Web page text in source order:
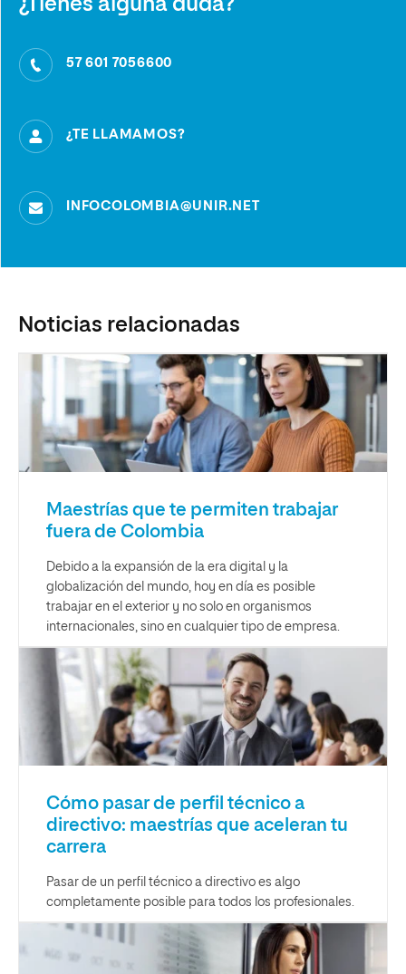
¿Tienes alguna duda?
57 601 7056600
¿TE LLAMAMOS?
INFOCOLOMBIA@UNIR.NET
Noticias relacionadas
Maestrías que te permiten trabajar
fuera de Colombia
Debido a la expansión de la era digital y la
globalización del mundo, hoy en día es posible
trabajar en el exterior y no solo en organismos
internacionales, sino en cualquier tipo de empresa.
Cómo pasar de perfil técnico a
directivo: maestrías que aceleran tu
carrera
Pasar de un perfil técnico a directivo es algo
completamente posible para todos los profesionales.